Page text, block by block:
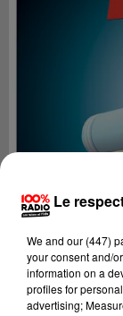
Le
We and our (447)
your consent and/
information on a
profiles for
advertising;